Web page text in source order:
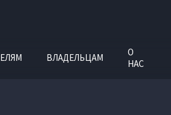
ВЛАДЕЛЬЦАМ
О
НАС